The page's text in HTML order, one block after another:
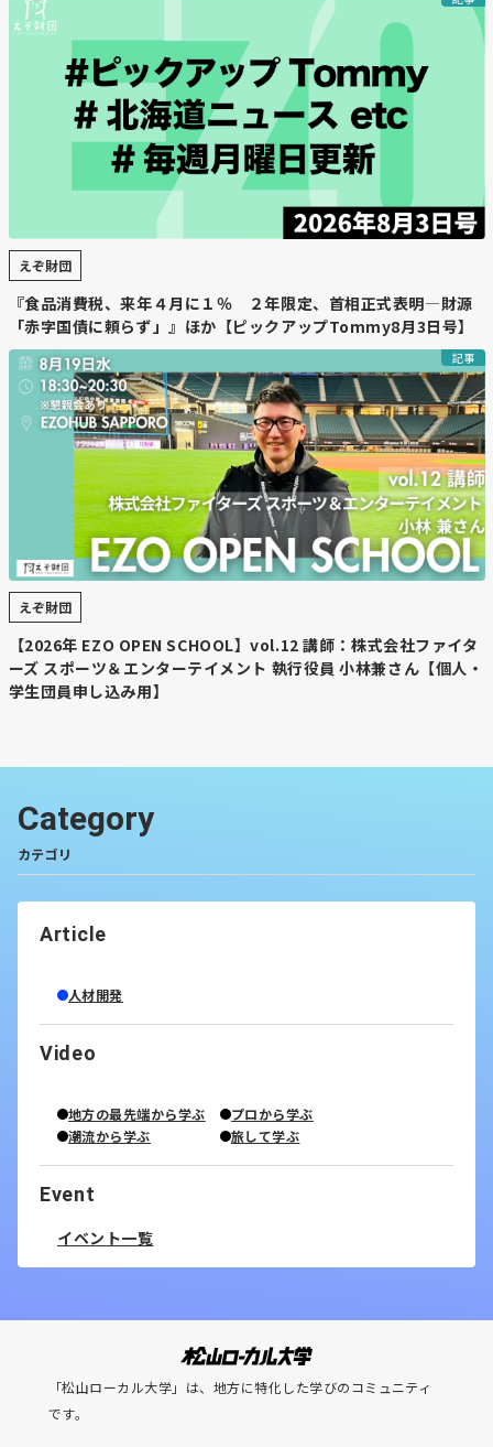
えぞ財団
『食品消費税、来年４月に１％ ２年限定、首相正式表明―財源
「赤字国債に頼らず」』ほか【ピックアップTommy8月3日号】
記事
えぞ財団
【2026年 EZO OPEN SCHOOL】vol.12 講師：株式会社ファイタ
ーズ スポーツ＆エンターテイメント 執行役員 小林兼さん【個人・
学生団員申し込み用】
Category
カテゴリ
Article
人材開発
Video
地方の最先端から学ぶ
プロから学ぶ
潮流から学ぶ
旅して学ぶ
Event
イベント一覧
「松山ローカル大学」は、地方に特化した学びのコミュニティ
です。